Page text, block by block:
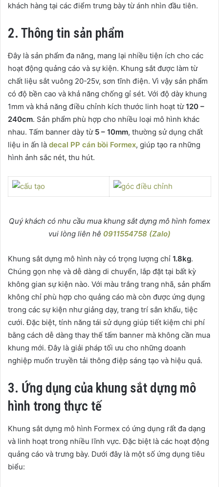
khách hàng tại các điểm trưng bày từ ánh nhìn đầu tiên.
2. Thông tin sản phẩm
Đây là sản phẩm đa năng, mang lại nhiều tiện ích cho các
hoạt động quảng cáo và sự kiện. Khung sắt được làm từ
chất liệu sắt vuông 20-25v, sơn tĩnh điện. Vì vậy sản phẩm
có độ bền cao và khả năng chống gỉ sét. Với độ dày khung
1mm và khả năng điều chỉnh kích thước linh hoạt từ120 –
240cm. Sản phẩm phù hợp cho nhiều loại mô hình khác
nhau. Tấm banner dày từ 5 – 10mm, thường sử dụng chất
liệu in ấn là decal PP cán bồi Formex, giúp tạo ra những
hình ảnh sắc nét, thu hút.
Quý khách có nhu cầu mua khung sắt dựng mô hình fomex
vui lòng liên hê 0911554758 (Zalo)
Khung sắt dựng mô hình này có trọng lượng chỉ 1.8kg.
Chúng gọn nhẹ và dễ dàng di chuyển, lắp đặt tại bất kỳ
không gian sự kiện nào. Với màu trắng trang nhã, sản phẩm
không chỉ phù hợp cho quảng cáo mà còn được ứng dụng
trong các sự kiện như giảng dạy, trang trí sân khấu, tiệc
cưới. Đặc biệt, tính năng tái sử dụng giúp tiết kiệm chi phí
bằng cách dễ dàng thay thế tấm banner mà không cần mua
khung mới. Đây là giải pháp tối ưu cho những doanh
nghiệp muốn truyền tải thông điệp sáng tạo và hiệu quả.
3. Ứng dụng của khung sắt dựng mô
hình trong thực tế
Khung sắt dựng mô hình Formex có ứng dụng rất đa dạng
và linh hoạt trong nhiều lĩnh vực. Đặc biệt là các hoạt động
quảng cáo và trưng bày. Dưới đây là một số ứng dụng tiêu
biểu: